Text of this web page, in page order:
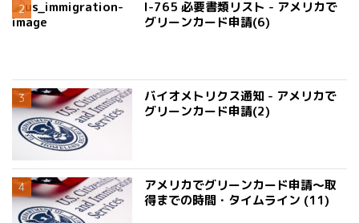
I-765 必要書類リスト - アメリカで
グリーンカード申請(6)
バイオメトリクス通知 - アメリカで
グリーンカード申請(2)
アメリカでグリーンカード申請〜取
得までの時間・タイムライン (11)